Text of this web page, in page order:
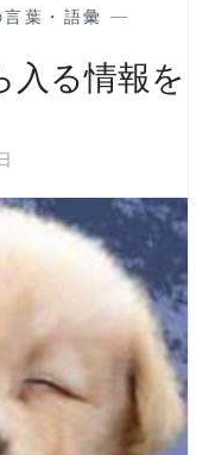
）
？
葉・語彙 —
入る情報を